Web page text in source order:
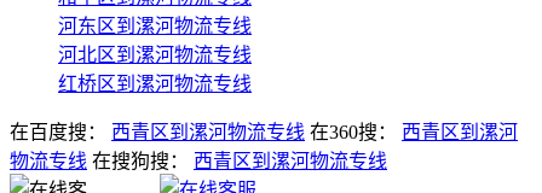
河东区到漯河物流专线
河北区到漯河物流专线
红桥区到漯河物流专线
在百度搜： 西青区到漯河物流专线 在360搜：
西青区到漯河
物流专线 在搜狗搜： 西青区到漯河物流专线